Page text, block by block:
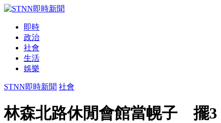
即時
政治
社會
生活
娛樂
STNN即時新聞 社會
林森北路休閒會館當幌子 擺3